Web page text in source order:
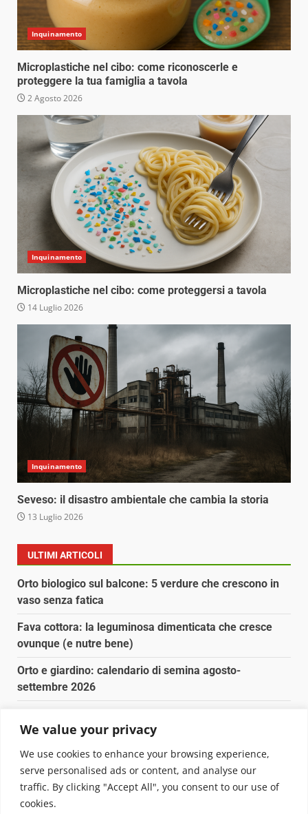
We value your privacy
We use cookies to enhance your browsing experience,
serve personalised ads or content, and analyse our
traffic. By clicking "Accept All", you consent to our use of
cookies.
Inquinamento
Microplastiche nel cibo: come riconoscerle e
proteggere la tua famiglia a tavola
2 Agosto 2026
Inquinamento
Microplastiche nel cibo: come proteggersi a tavola
14 Luglio 2026
Inquinamento
Seveso: il disastro ambientale che cambia la storia
13 Luglio 2026
ULTIMI ARTICOLI
Orto biologico sul balcone: 5 verdure che crescono in
vaso senza fatica
Fava cottora: la leguminosa dimenticata che cresce
ovunque (e nutre bene)
Orto e giardino: calendario di semina agosto-
settembre 2026
Fava cottora: come cucinarla, quando è di stagione e
perché vale la pena
Copyright © 2025 Biopianeta.it proprietà di Jws Media